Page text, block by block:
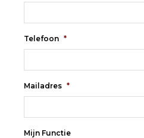
Telefoon *
Mailadres *
Mijn Functie